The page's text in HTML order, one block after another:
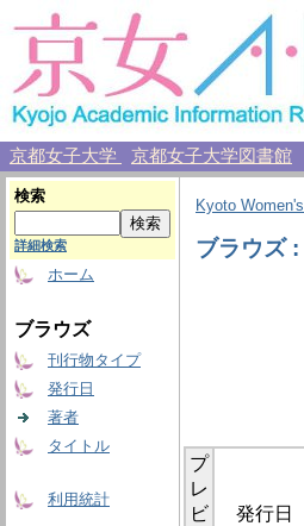
京都女子大学 京都女子大学図書館
検索
詳細検索
ホーム
ブラウズ
刊行物タイプ
発行日
著者
タイトル
利用統計
Kyoto
ブラウズ
プ
レ
ビ
発行日